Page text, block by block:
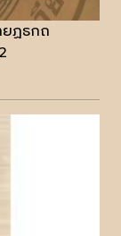
ฏธกถ